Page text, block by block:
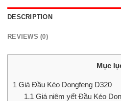
DESCRIPTION
REVIEWS (0)
Mục
1 Giá Đầu Kéo Dongfeng D320
1.1 Giá niêm yết Đầu Kéo